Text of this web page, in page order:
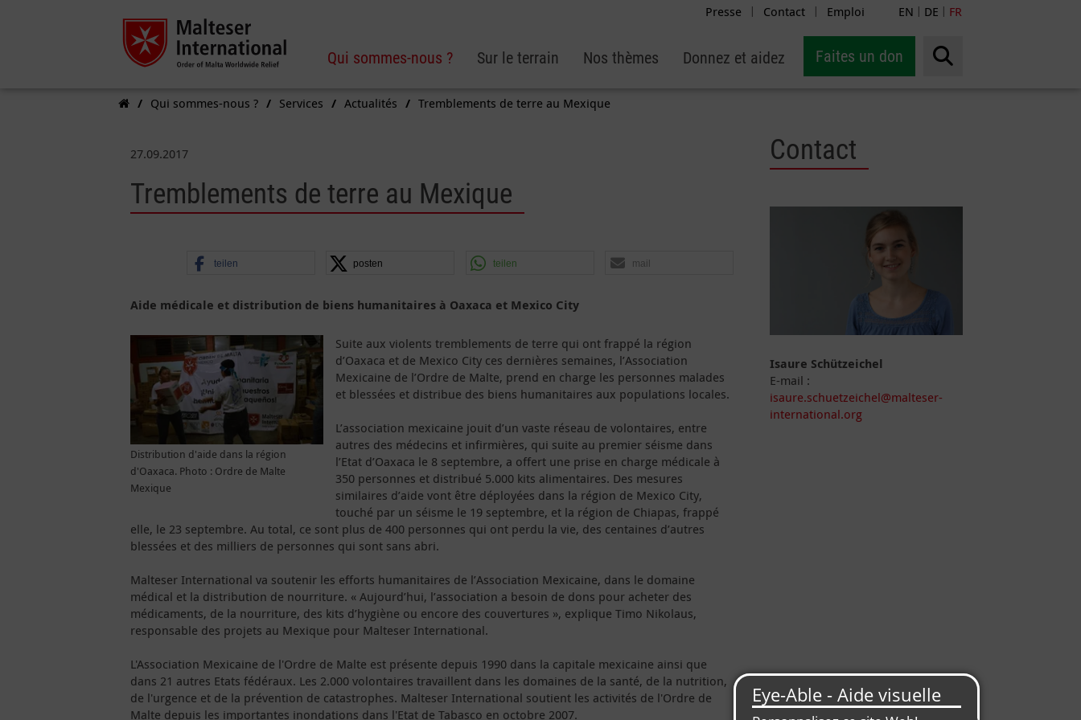
Presse | Contact | Emploi EN | DE | FR
Qui sommes-nous ? Sur le terrain Nos thèmes Donnez et aidez Faites un don
Qui sommes-nous ? Services Actualités Tremblements de terre au Mexique
27.09.2017
Tremblements de terre au Mexique
teilen posten teilen mail
Aide médicale et distribution de biens humanitaires à Oaxaca et Mexico City
Distribution d'aide dans la région
d'Oaxaca. Photo : Ordre de Malte
Mexique
Suite aux violents tremblements de terre qui ont frappé la région
d’Oaxaca et de Mexico City ces dernières semaines, l’Association
Mexicaine de l’Ordre de Malte, prend en charge les personnes malades
et blessées et distribue des biens humanitaires aux populations locales.
L’association mexicaine jouit d’un vaste réseau de volontaires, entre
autres des médecins et infirmières, qui suite au premier séisme dans
l’Etat d’Oaxaca le 8 septembre, a offert une prise en charge médicale à
350 personnes et distribué 5.000 kits alimentaires. Des mesures
similaires d’aide vont être déployées dans la région de Mexico City,
touché par un séisme le 19 septembre, et la région de Chiapas, frappé
elle, le 23 septembre. Au total, ce sont plus de 400 personnes qui ont perdu la vie, des centaines d’autres
blessées et des milliers de personnes qui sont sans abri.
Malteser International va soutenir les efforts humanitaires de l’Association Mexicaine, dans le domaine
médical et la distribution de nourriture. « Aujourd’hui, l’association a besoin de dons pour acheter des
médicaments, de la nourriture, des kits d’hygiène ou encore des couvertures », explique Timo Nikolaus,
responsable des projets au Mexique pour Malteser International.
L'Association Mexicaine de l'Ordre de Malte est présente depuis 1990 dans la capitale mexicaine ainsi que
dans 21 autres Etats fédéraux. Les 2.000 volontaires travaillent dans les domaines de la santé, de la nutrition,
de l'urgence et de la prévention de catastrophes. Malteser International soutient les activités de l'Ordre de
Malte depuis les importantes inondations dans l'Etat de Tabasco en octobre 2007.
Contact
Isaure Schützeichel
E-mail :
isaure.schuetzeichel@malteser-
international.org